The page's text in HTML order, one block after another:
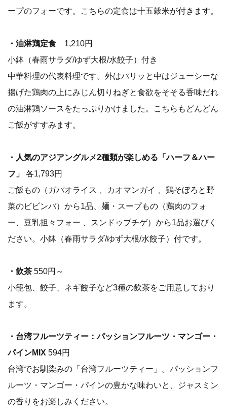
ープのフォーです。こちらの定食は十五穀米が付きます。
・油淋鶏定食 1,210円
小鉢（春雨サラダ/ゆず大根/水餃子）付き
中華料理の代表料理です。外はパリッと中はジューシーな
揚げた鶏肉の上にみじん切りねぎと食欲をそそる香味だれ
の油淋鶏ソースをたっぷりかけました。こちらもどんどん
ご飯がすすみます。
・人気のアジアングルメ2種類が楽しめる「ハーフ＆ハー
フ」 各1,793円
ご飯もの（ガパオライス 、カオマンガイ 、鶏そぼろと野
菜のビビンバ）から1品、麺・スープもの（鶏肉のフォ
ー、豆乳担々フォー 、スンドゥブチゲ）から1品お選びく
ださい。小鉢（春雨サラダ/ゆず大根/水餃子）付です。
・飲茶 550円～
小籠包、餃子、ネギ餃子など3種の飲茶をご用意しており
ます。
・台湾フルーツティー：パッションフルーツ・マンゴー・
パインMIX 594円
台湾でお馴染みの「台湾フルーツティー」。パッションフ
ルーツ・マンゴー・パインの豊かな味わいと、ジャスミン
の香りをお楽しみください。